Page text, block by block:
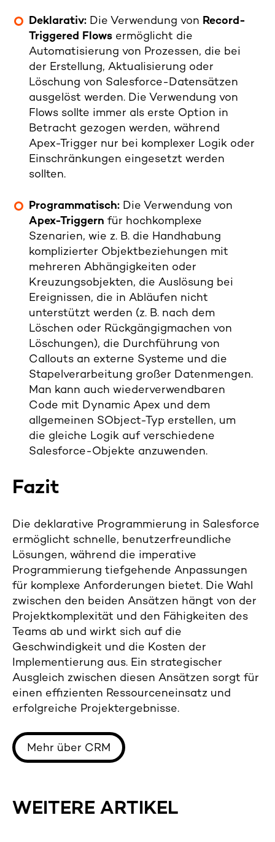
Deklarativ: Die Verwendung von Record-
Triggered Flowsermöglicht die
Automatisierung von Prozessen, die bei
der Erstellung, Aktualisierung oder
Löschung von Salesforce-Datensätzen
ausgelöst werden. Die Verwendung von
Flows sollte immer als erste Option in
Betracht gezogen werden, während
Apex-Trigger nur bei komplexer Logik oder
Einschränkungen eingesetzt werden
sollten.
Programmatisch: Die Verwendung von
Apex-Triggern für hochkomplexe
Szenarien, wie z. B. die Handhabung
komplizierter Objektbeziehungen mit
mehreren Abhängigkeiten oder
Kreuzungsobjekten, die Auslösung bei
Ereignissen, die in Abläufen nicht
unterstützt werden (z. B. nach dem
Löschen oder Rückgängigmachen von
Löschungen), die Durchführung von
Callouts an externe Systeme und die
Stapelverarbeitung großer Datenmengen.
Man kann auch wiederverwendbaren
Code mit Dynamic Apex und dem
allgemeinen SObject-Typ erstellen, um
die gleiche Logik auf verschiedene
Salesforce-Objekte anzuwenden.
Fazit
Die deklarative Programmierung in Salesforce
ermöglicht schnelle, benutzerfreundliche
Lösungen, während die imperative
Programmierung tiefgehende Anpassungen
für komplexe Anforderungen bietet. Die Wahl
zwischen den beiden Ansätzen hängt von der
Projektkomplexität und den Fähigkeiten des
Teams ab und wirkt sich auf die
Geschwindigkeit und die Kosten der
Implementierung aus. Ein strategischer
Ausgleich zwischen diesen Ansätzen sorgt für
einen effizienten Ressourceneinsatz und
erfolgreiche Projektergebnisse.
Mehr über CRM
WEITERE ARTIKEL